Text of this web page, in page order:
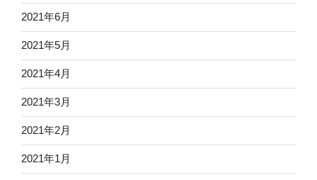
2021年6月
2021年5月
2021年4月
2021年3月
2021年2月
2021年1月